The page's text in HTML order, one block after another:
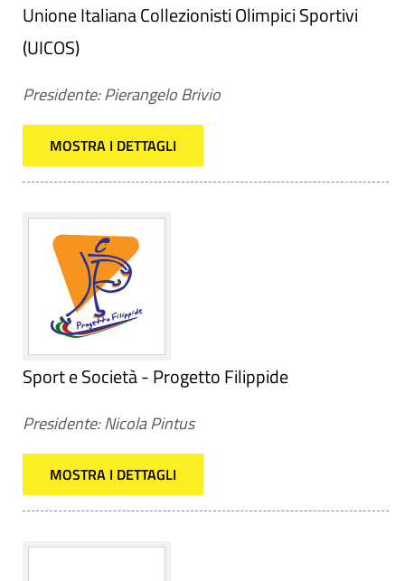
Unione Italiana Collezionisti Olimpici Sportivi
(UICOS)
Presidente: Pierangelo Brivio
MOSTRA I DETTAGLI
Sport e Società - Progetto Filippide
Presidente: Nicola Pintus
MOSTRA I DETTAGLI